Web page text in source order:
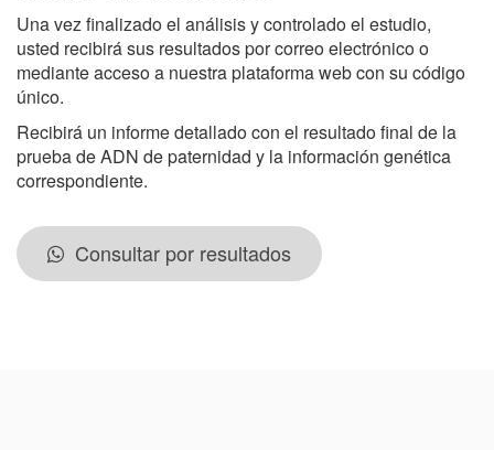
Una vez finalizado el análisis y controlado el estudio,
usted recibirá sus resultados por correo electrónico o
mediante acceso a nuestra plataforma web con su código
único.
Recibirá un informe detallado con el resultado final de la
prueba de ADN de paternidad y la información genética
correspondiente.
Consultar por resultados